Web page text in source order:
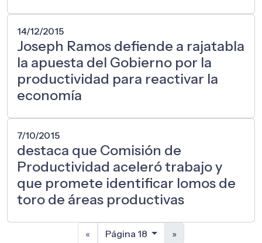
14/12/2015
Joseph Ramos defiende a rajatabla
la apuesta del Gobierno por la
productividad para reactivar la
economía
7/10/2015
destaca que Comisión de
Productividad aceleró trabajo y
que promete identificar lomos de
toro de áreas productivas
« Página 18 »